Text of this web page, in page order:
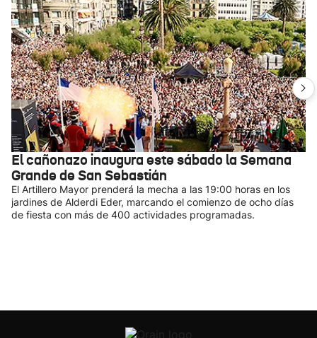
El cañonazo inaugura este sábado la Semana
Grande de San Sebastián
El Artillero Mayor prenderá la mecha a las 19:00 horas en los
jardines de Alderdi Eder, marcando el comienzo de ocho días
de fiesta con más de 400 actividades programadas.